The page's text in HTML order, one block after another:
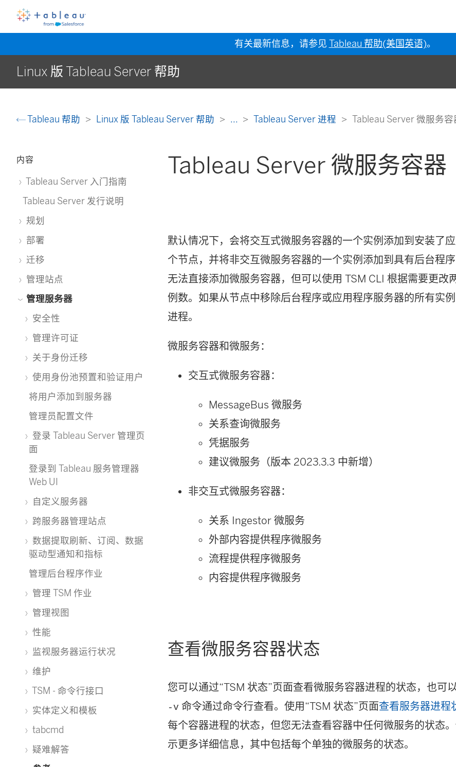
有关最新信息，请参见 Tableau 帮助(美国英语)。
Linux 版 Tableau Server 帮助
Tableau 帮助 Linux 版 Tableau Server 帮助 ... Tableau Server 进程 Tableau Server 微服务容
内容
Tableau Server 入门指南
Tableau Server 发行说明
规划
部署
迁移
管理站点
管理服务器
安全性
管理许可证
关于身份迁移
使用身份池预置和验证用户
将用户添加到服务器
管理员配置文件
登录 Tableau Server 管理页
面
登录到 Tableau 服务管理器
Web UI
自定义服务器
跨服务器管理站点
数据提取刷新、订阅、数据
驱动型通知和指标
管理后台程序作业
管理 TSM 作业
管理视图
性能
监视服务器运行状况
维护
TSM - 命令行接口
实体定义和模板
tabcmd
疑难解答
Tableau Server 微服务容器
默认情况下，会将交互式微服务容器的一个实例添加到安装了
个节点，并将非交互微服务容器的一个实例添加到具有后台程
无法直接添加微服务容器，但可以使用 TSM CLI 根据需要更改
例数。如果从节点中移除后台程序或应用程序服务器的所有实
进程。
微服务容器和微服务：
交互式微服务容器：
MessageBus 微服务
关系查询微服务
凭据服务
建议微服务（版本 2023.3.3 中新增）
非交互式微服务容器：
关系 Ingestor 微服务
外部内容提供程序微服务
流程提供程序微服务
内容提供程序微服务
查看微服务容器状态
您可以通过“TSM 状态”页面查看微服务容器进程的状态，也可
-v 命令通过命令行查看。使用“TSM 状态”页面查看服务器进程
每个容器进程的状态，但您无法查看容器中任何微服务的状态
示更多详细信息，其中包括每个单独的微服务的状态。